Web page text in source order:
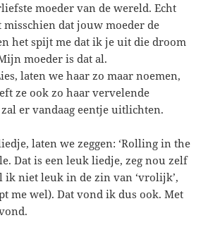
moeder van de wereld. Echt
misschien dat jouw moeder de
het spijt me dat ik je uit die droom
moeder is dat al.
laten we haar zo maar noemen,
ze ook zo haar vervelende
er vandaag eentje uitlichten.
laten we zeggen: ‘Rolling in the
Dat is een leuk liedje, zeg nou zelf
ik niet leuk in de zin van ‘vrolijk’,
me wel). Dat vond ik dus ook. Met